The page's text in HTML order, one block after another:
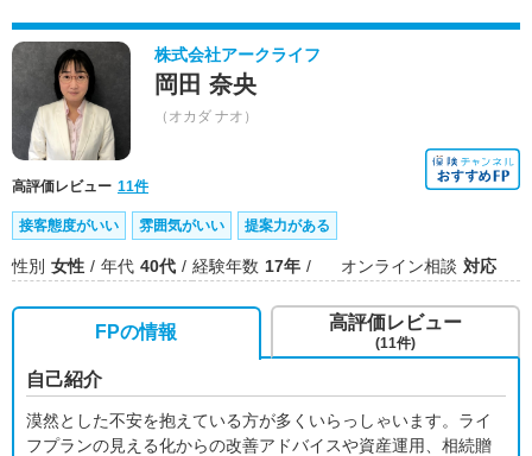
株式会社アークライフ
岡田 奈央
（オカダ ナオ）
高評価レビュー 11件
接客態度がいい 雰囲気がいい 提案力がある
性別 女性 年代 40代 経験年数 17年 オンライン相談 対応
FPの情報
自己紹介
漠然とした不安を抱えている方が多くいらっしゃいます。ライ
フプランの見える化からの改善アドバイスや資産運用、相続贈
高評価レビュー
(11件)